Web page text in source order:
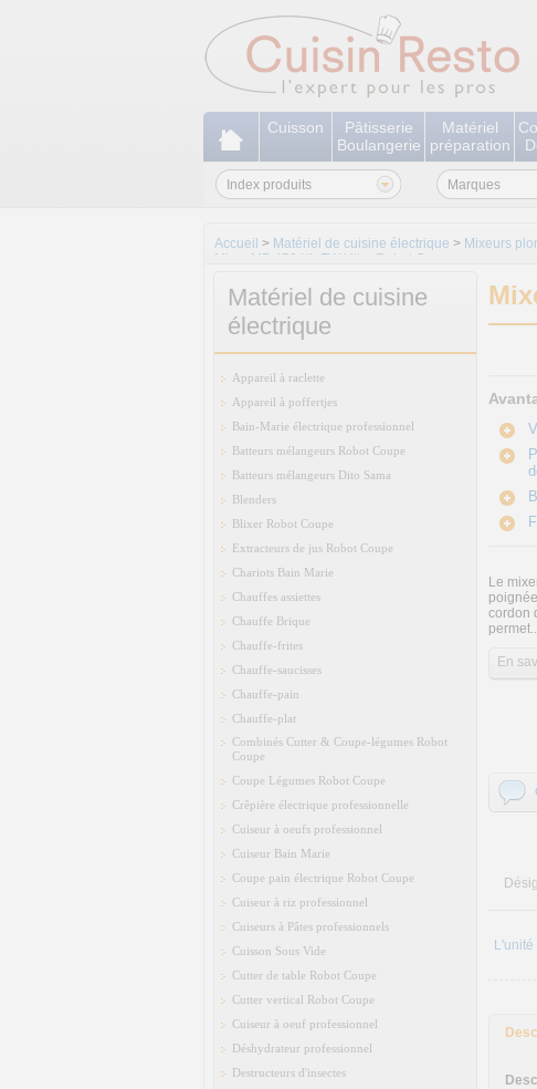
Cuisson
Pâtisserie
Boulangerie
Matériel
préparation
Marques
Index produits
Accueil > Matériel de cuisine électrique > Mixeurs
Mixer MP 450 XL FW Ultra Robot Coupe
Matériel de cuisine
électrique
Appareil à raclette
Appareil à poffertjes
Bain-Marie électrique professionnel
Batteurs mélangeurs Robot Coupe
Batteurs mélangeurs Dito Sama
Blenders
Blixer Robot Coupe
Extracteurs de jus Robot Coupe
Chariots Bain Marie
Chauffes assiettes
Chauffe Brique
Chauffe-frites
Chauffe-saucisses
Chauffe-pain
Chauffe-plat
Combinés Cutter & Coupe-légumes Robot
Coupe
Coupe Légumes Robot Coupe
Crêpière électrique professionnelle
Cuiseur à oeufs professionnel
Cuiseur Bain Marie
Coupe pain électrique Robot Coupe
Cuiseur à riz professionnel
Cuiseurs à Pâtes professionnels
Cuisson Sous Vide
Cutter de table Robot Coupe
Cutter vertical Robot Coupe
Cuiseur à oeuf professionnel
Déshydrateur professionnel
Destructeurs d'insectes
Le
cordon
En
L'unité